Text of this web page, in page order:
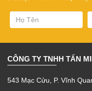
CÔNG TY TNHH TẤN
543 Mạc Cửu, P. Vĩnh